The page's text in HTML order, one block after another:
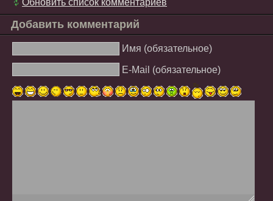
Обновить список комментариев
Добавить комментарий
Имя (обязательное)
E-Mail (обязательное)